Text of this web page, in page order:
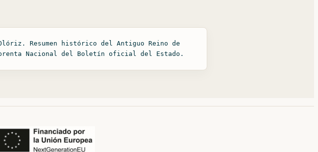
Resumen histórico del Antiguo Reino de
Nacional del Boletín oficial del Estado.